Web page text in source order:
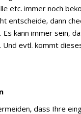
etc. immer noch
entscheide, dann
kann immer sein,
evtl. kommt
dass Ihre